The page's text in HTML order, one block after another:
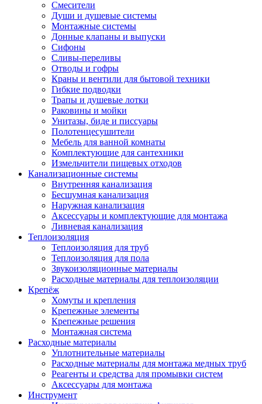
Смесители
Души и душевые системы
Монтажные системы
Донные клапаны и выпуски
Сифоны
Сливы-переливы
Отводы и гофры
Краны и вентили для бытовой техники
Гибкие подводки
Трапы и душевые лотки
Раковины и мойки
Унитазы, биде и писсуары
Полотенцесушители
Мебель для ванной комнаты
Комплектующие для сантехники
Измельчители пищевых отходов
Канализационные системы
Внутренняя канализация
Бесшумная канализация
Наружная канализация
Аксессуары и комплектующие для монтажа
Ливневая канализация
Теплоизоляция
Теплоизоляция для труб
Теплоизоляция для пола
Звукоизоляционные материалы
Расходные материалы для теплоизоляции
Крепёж
Хомуты и крепления
Крепежные элементы
Крепежные решения
Монтажная система
Расходные материалы
Уплотнительные материалы
Расходные материалы для монтажа медных труб
Реагенты и средства для промывки систем
Аксессуары для монтажа
Инструмент